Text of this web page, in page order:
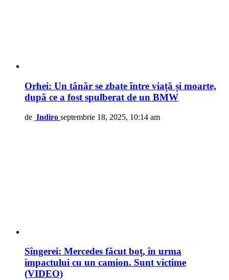
Orhei: Un tânăr se zbate între viață și moarte,
după ce a fost spulberat de un BMW
de Indiro septembrie 18, 2025, 10:14 am
Sîngerei: Mercedes făcut boț, în urma
impactului cu un camion. Sunt victime
(VIDEO)